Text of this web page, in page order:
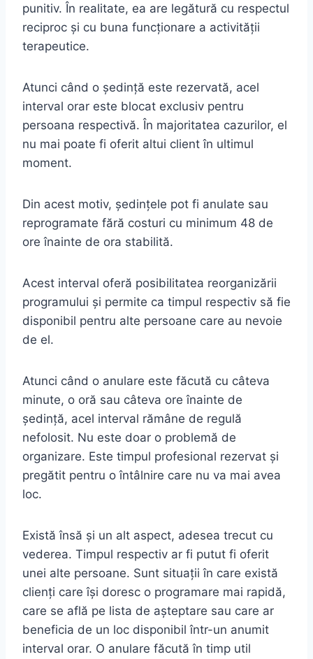
punitiv. În realitate, ea are legătură cu respectul
reciproc și cu buna funcționare a activității
terapeutice.
Atunci când o ședință este rezervată, acel
interval orar este blocat exclusiv pentru
persoana respectivă. În majoritatea cazurilor, el
nu mai poate fi oferit altui client în ultimul
moment.
Din acest motiv, ședințele pot fi anulate sau
reprogramate fără costuri cu minimum 48 de
ore înainte de ora stabilită.
Acest interval oferă posibilitatea reorganizării
programului și permite ca timpul respectiv să fie
disponibil pentru alte persoane care au nevoie
de el.
Atunci când o anulare este făcută cu câteva
minute, o oră sau câteva ore înainte de
ședință, acel interval rămâne de regulă
nefolosit. Nu este doar o problemă de
organizare. Este timpul profesional rezervat și
pregătit pentru o întâlnire care nu va mai avea
loc.
Există însă și un alt aspect, adesea trecut cu
vederea. Timpul respectiv ar fi putut fi oferit
unei alte persoane. Sunt situații în care există
clienți care își doresc o programare mai rapidă,
care se află pe lista de așteptare sau care ar
beneficia de un loc disponibil într-un anumit
interval orar. O anulare făcută în timp util